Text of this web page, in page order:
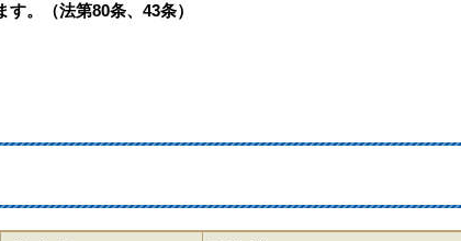
。（法第80条、43条）